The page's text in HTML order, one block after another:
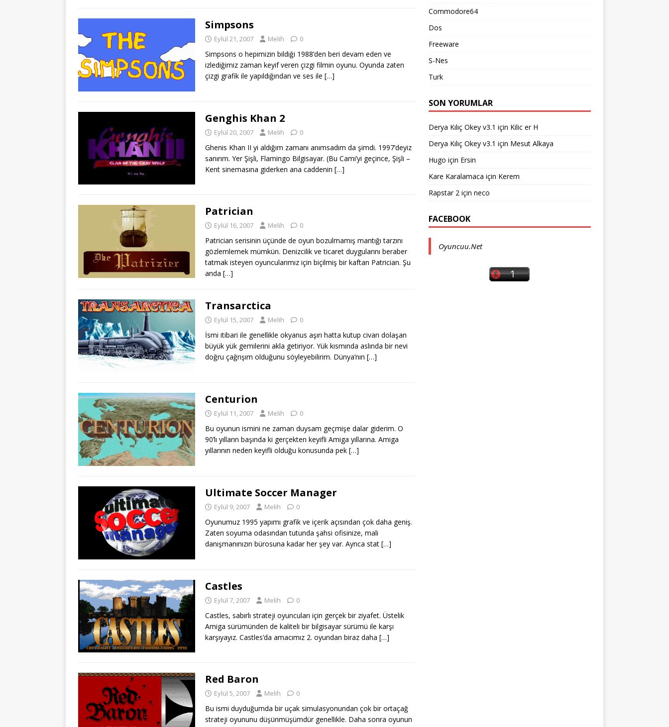
Simpsons
Eylül 21, 2007 Melih 0
Simpsons o hepimizin bildiği 1988’den beri devam eden ve
izlediğimiz zaman keyif veren çizgi filmin oyunu. Oyunda zaten
çizgi grafik ile yapıldığından ve ses ile […]
Genghis Khan 2
Eylül 20, 2007 Melih 0
Ghenis Khan II yi aldığım zamanı anımsadım da şimdi. 1997’deyiz
sanırım. Yer Şişli, Flamingo Bilgisayar. (Bu Cami’yi geçince, Şişli –
Kent sinemasına giderken ana caddenin […]
Patrician
Eylül 16, 2007 Melih 0
Patrician serisinin üçünde de oyun bozulmamış mantığı tarzını
gözlemlemek mümkün. Denizcilik ve ticaret duygularını beraber
tatmak isteyen oyuncularımız için biçilmiş bir kaftan Patrician. Şu
anda […]
Transarctica
Eylül 15, 2007 Melih 0
İsmi itibari ile genellikle okyanus aşırı hatta kutup civarı dolaşan
büyük yük gemilerini akla getiriyor. Yük kısmında aslında bir nevi
doğru çağrışım olduğunu söyleyebilirim. Dünya’nın […]
Centurion
Eylül 11, 2007 Melih 0
Bu oyunun ismini ne zaman duysam geçmişe dalar giderim. O
90’lı yılların başında ki gerçekten keyifli Amiga yıllarına. Amiga
yıllarının neden keyifli olduğu konusunda pek […]
Ultimate Soccer Manager
Eylül 9, 2007 Melih 0
Oyunumuz 1995 yapımı grafik ve içerik açısından çok daha geniş.
Zaten soyuma odasından tutunda şahsi ofisinize, mali
danışmanınızın bürosuna kadar her şey var. Ayrıca stat […]
Castles
Eylül 7, 2007 Melih 0
Castles, sabırlı strateji oyuncuları için gerçek bir ziyafet. Üstelik
Amiga sürümünden de kaliteli bir bilgisayar sürümü ile karşı
karşıyayız. Castles’da amacımız 2. oyundan biraz daha […]
Red Baron
Eylül 5, 2007 Melih 0
Bu ismi duyduğumda bir uçak simulasyonundan çok bir ortaçağ
strateji oyununu düşünmüşümdür genellikle. Daha sonra oyunun
Commodore64
Dos
Freeware
S-Nes
Turk
SON YORUMLAR
Derya Kılıç Okey v3.1 için Kilic er H
Derya Kılıç Okey v3.1 için Mesut Alkaya
Hugo için Ersin
Kare Karalamaca için Kerem
Rapstar 2 için neco
FACEBOOK
Oyuncuu.Net